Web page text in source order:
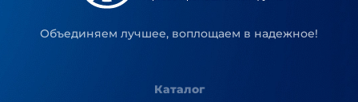
Объединяем лучшее, воплощаем в надежное!
Каталог